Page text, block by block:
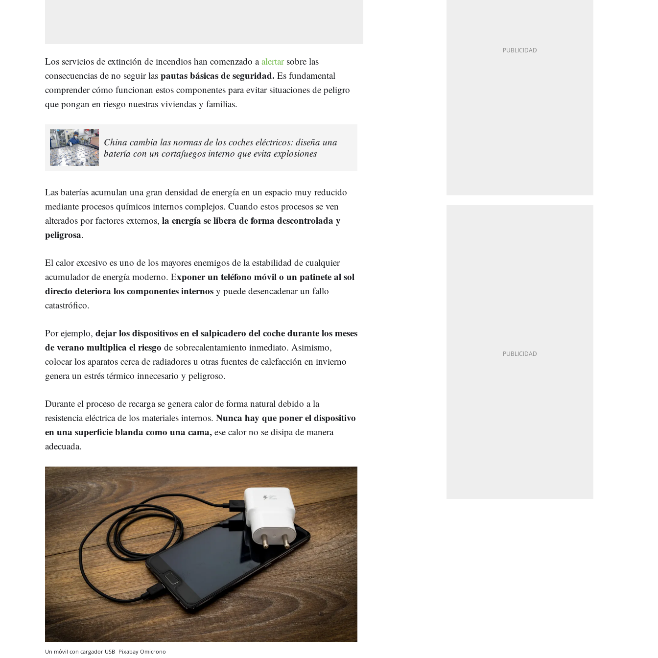
Los servicios de extinción de incendios han comenzado aalertarsobre las
consecuencias de no seguir las pautas básicas de seguridad. Es fundamental
comprender cómo funcionan estos componentes para evitar situaciones de peligro
que pongan en riesgo nuestras viviendas y familias.
China cambia las normas de los coches eléctricos: diseña una
batería con un cortafuegos interno que evita explosiones
Las baterías acumulan una gran densidad de energía en un espacio muy reducido
mediante procesos químicos internos complejos. Cuando estos procesos se ven
alterados por factores externos, la energía se libera de forma descontrolada y
peligrosa.
El calor excesivo es uno de los mayores enemigos de la estabilidad de cualquier
acumulador de energía moderno. Exponer un teléfono móvil o un patinete al sol
directo deteriora los componentes internos y puede desencadenar un fallo
catastrófico.
Por ejemplo, dejar los dispositivos en el salpicadero del coche durante los meses
de verano multiplica el riesgo de sobrecalentamiento inmediato. Asimismo,
colocar los aparatos cerca de radiadores u otras fuentes de calefacción en invierno
genera un estrés térmico innecesario y peligroso.
Durante el proceso de recarga se genera calor de forma natural debido a la
resistencia eléctrica de los materiales internos. Nunca hay que poner el dispositivo
en una superficie blanda como una cama, ese calor no se disipa de manera
adecuada.
Un móvil con cargador USB Pixabay Omicrono